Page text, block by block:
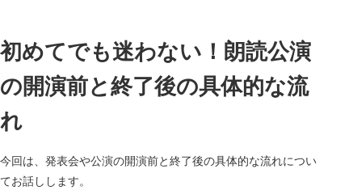
初めてでも迷わない！朗読公演
の開演前と終了後の具体的な流
れ
今回は、発表会や公演の開演前と終了後の具体的な流れについ
てお話しします。